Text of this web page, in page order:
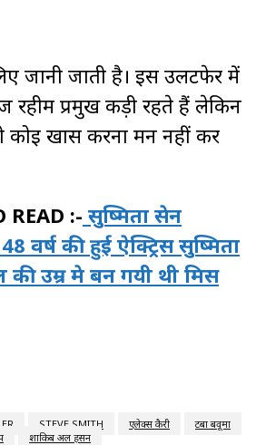
जानी जाती है। इस उलटफेर में
रहीम प्रमुख कड़ी रहते हैं लेकिन
खास करना मन नहीं कर
READ :- सुष्मिता सेन
वर्ष की हुई ऐक्ट्रिस सुष्मिता
उम्र मे बन गयी थी मिस
STEVE SMITH एलेक्स कैरी
टेंबा बवूमा
शाकिब अल हसन